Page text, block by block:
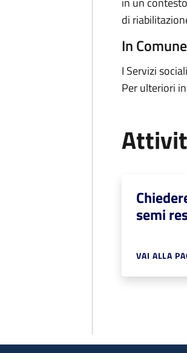
di
In
I Servizi
Per ulteriori
semi
VAI ALLA